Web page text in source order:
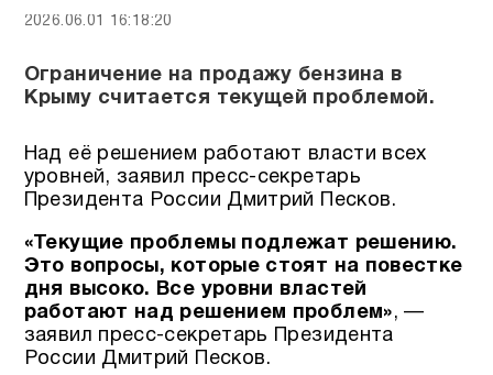
2026.06.01 16:18:20
Ограничение на продажу бензина в
Крыму считается текущей проблемой.
Над её решением работают власти всех
уровней, заявил пресс-секретарь
Президента России Дмитрий Песков.
«Текущие проблемы подлежат решению.
Это вопросы, которые стоят на повестке
дня высоко. Все уровни властей
работают над решением проблем», —
заявил пресс-секретарь Президента
России Дмитрий Песков.